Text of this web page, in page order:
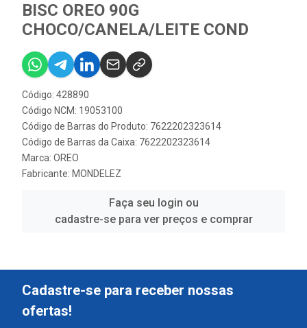
BISC OREO 90G
CHOCO/CANELA/LEITE COND
Código: 428890
Código NCM: 19053100
Código de Barras do Produto: 7622202323614
Código de Barras da Caixa: 7622202323614
Marca: OREO
Fabricante: MONDELEZ
Faça seu login ou
cadastre-se para ver preços e comprar
Cadastre-se para receber nossas
ofertas!